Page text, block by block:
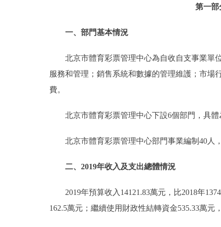
第一部
一、部門基本情況
北京市體育彩票管理中心為自收自支事業單位
服務和管理；銷售系統和數據的管理維護；市
費。
北京市體育彩票管理中心下設6個部門，具體
北京市體育彩票管理中心部門事業編制40人
二、2019年收入及支出總體情況
2019年預算收入14121.83萬元，比2018年
162.5萬元；繼續使用財政性結轉資金535.33萬元